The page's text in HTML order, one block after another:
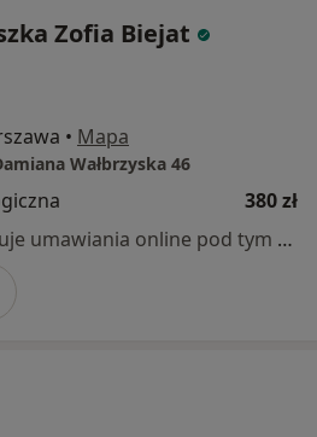
Zofia Biejat
• Mapa
Wałbrzyska 46
380 zł
Specjalista nie oferuje umawiania online pod tym adresem.